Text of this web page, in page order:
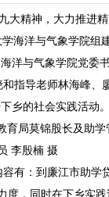
精神，大力推进
海洋与气象学院组
气象学院党委书
指导老师林海峰、
乡的社会实践活动。
局莫锦股长及助学
李殷楠 摄
有：到廉江市助学
度，同时在下乡实